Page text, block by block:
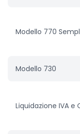
Modello 770
Modello 730
Liquidazione IVA e